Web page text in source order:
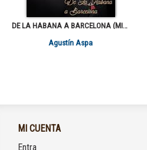
DE LA HABANA A BARCELONA (MINI ALBUM)
Agustín Aspa
MI CUENTA
Entra